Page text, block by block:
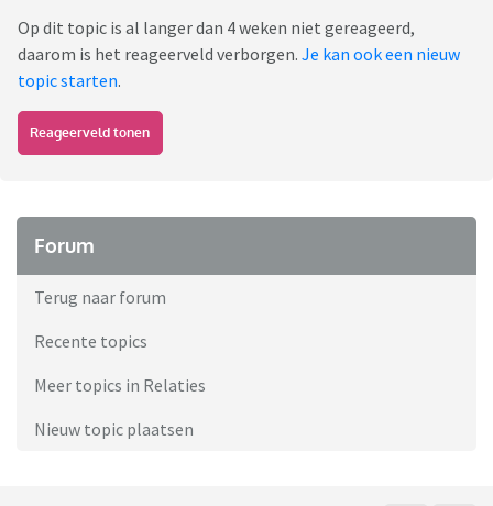
Op dit topic is al langer dan 4 weken niet gereageerd,
daarom is het reageerveld verborgen. Je kan ook een nieuw
topic starten.
Reageerveld tonen
Forum
Terug naar forum
Recente topics
Meer topics in Relaties
Nieuw topic plaatsen